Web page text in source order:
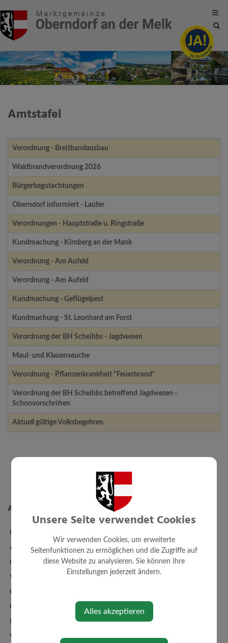
Site
Amtstafel
Titel Einleitung Datum
Verordnung - Breitbandausbau
Waldbrandverordnung 2026
Bürgerbegutachtungen
Oberndorf informiert - Laufer
Verordnungen - Hauptstraße u. Ringstraße
Kundmachung - Kirnberg an der Mank
Verordnung - Am Aufeld
Verordnung - Am Aufeld
Kundmachung - Geflügelpest
Kundmachung - St. Leonhard am Forst
Verordnung der BH Scheibbs - Jagdwesen
Maul- und Klauenseuche
Verordnung - Pflanzenkrankheit "Feuerbrand"
Verordnung der BH Scheibbs betreffend Jagdwesen -
Schonvorschriften
Aktuell gültige Volksbegehren
Aktuelles
News
Amtstafel
Klimaticket
Veranstaltungen
Bildergalerie
Familienbad + Sauna
Links/Adressen
Wetter
Unsere Seite verwendet Cookies
Wir verwenden Cookies, um erweiterte
Seitenfunktionen zu ermöglichen und die Zugriffe auf
diese Website zu analysieren. Sie können Ihre
Einstellungen jederzeit ändern.
Alles akzeptieren